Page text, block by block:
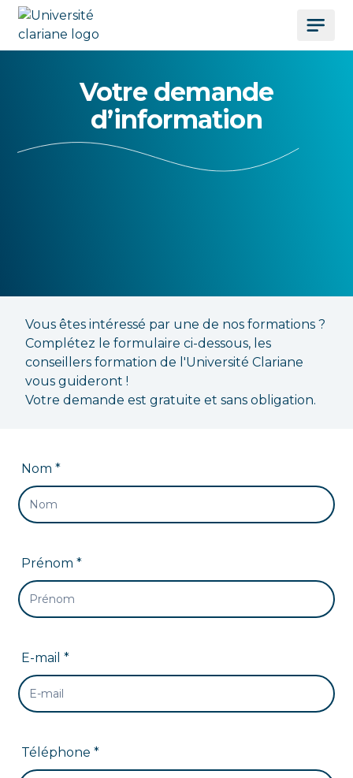
Votre demande
d’information
Vous êtes intéressé par une de nos formations ?
Complétez le formulaire ci-dessous, les
conseillers formation de l'Université Clariane
vous guideront !
Votre demande est gratuite et sans obligation.
Nom *
Prénom *
E-mail *
Téléphone *